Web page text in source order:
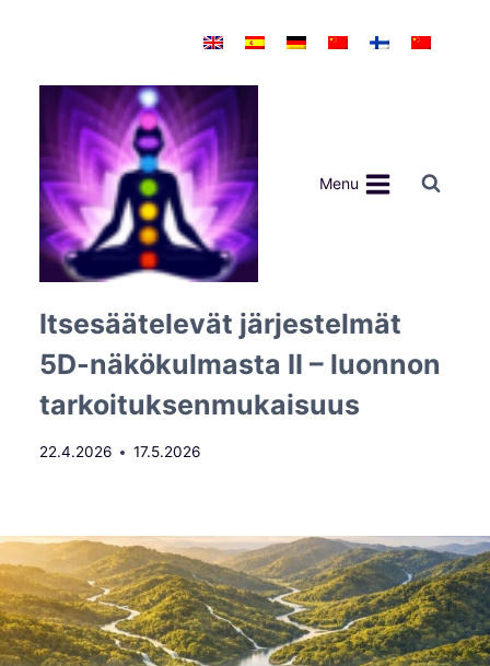
Menu
Itsesäätelevät järjestelmät
5D-näkökulmasta II – luonnon
tarkoituksenmukaisuus
22.4.2026 17.5.2026